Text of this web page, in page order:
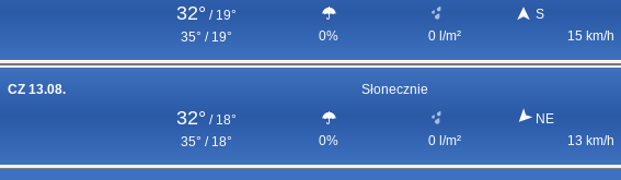
32° / 19°
35° / 19°
0% 0 l/m²
S
15 km/h
CZ 13.08. Słonecznie
32° / 18°
35° / 18°
0% 0 l/m²
NE
13 km/h